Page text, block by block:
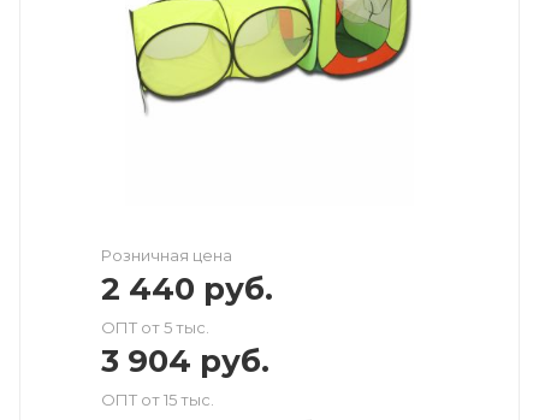
Розничная цена
2 440 руб.
ОПТ от 5 тыс.
3 904 руб.
ОПТ от 15 тыс.